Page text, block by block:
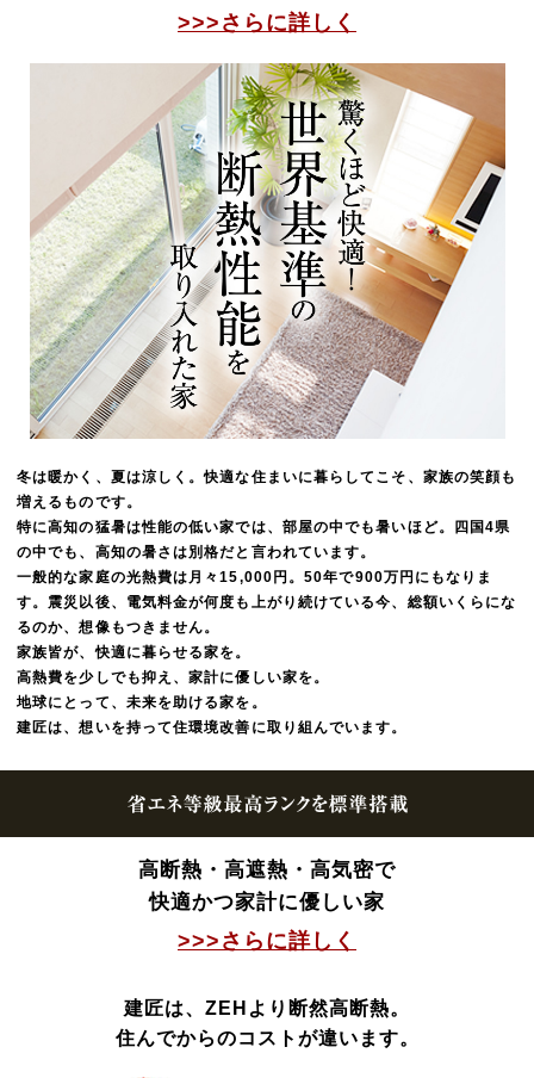
>>>さらに詳しく
冬は暖かく、夏は涼しく。快適な住まいに暮らしてこそ、家族の笑顔も
増えるものです。
特に高知の猛暑は性能の低い家では、部屋の中でも暑いほど。四国4県
の中でも、高知の暑さは別格だと言われています。
一般的な家庭の光熱費は月々15,000円。50年で900万円にもなりま
す。震災以後、電気料金が何度も上がり続けている今、総額いくらにな
るのか、想像もつきません。
家族皆が、快適に暮らせる家を。
高熱費を少しでも抑え、家計に優しい家を。
地球にとって、未来を助ける家を。
建匠は、想いを持って住環境改善に取り組んでいます。
高断熱・高遮熱・高気密で
快適かつ家計に優しい家
>>>さらに詳しく
建匠は、ZEHより断然高断熱。
住んでからのコストが違います。